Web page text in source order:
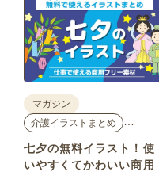
火、七夕など夏ならではのか
わいいイラストをご用意！ポ
スターやパンフレットなどで
使いやすいテイストなので、
ぜひご活用ください。
マガジン
介護イラストまとめ
七夕の無料イラスト！使
いやすくてかわいい商用